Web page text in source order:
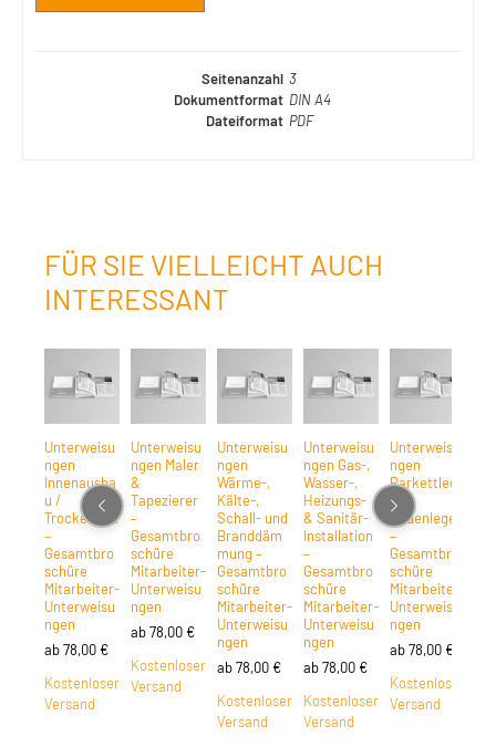
Seitenanzahl 3
Dokumentformat DIN A4
Dateiformat PDF
FÜR SIE VIELLEICHT AUCH
INTERESSANT
Unterweisu
ngen
Innenausba
u /
Trockenbau
–
Gesamtbro
schüre
Mitarbeiter-
Unterweisu
ngen
ab78,00 €
Kostenloser
Versand
Unterweisu
ngen Maler
&
Tapezierer
–
Gesamtbro
schüre
Mitarbeiter-
Unterweisu
ngen
ab78,00 €
Kostenloser
Versand
Unterweisu
ngen
Wärme-,
Kälte-,
Schall- und
Branddäm
mung –
Gesamtbro
schüre
Mitarbeiter-
Unterweisu
ngen
ab78,00 €
Kostenloser
Versand
Unterweisu
ngen Gas-,
Wasser-,
Heizungs-
& Sanitär-
Installation
–
Gesamtbro
schüre
Mitarbeiter-
Unterweisu
ngen
ab78,00 €
Kostenloser
Versand
Unterweisu
ngen
Parkettlege
r &
Bodenleger
–
Gesamtbro
schüre
Mitarbeiter-
Unterweisu
ngen
ab78,00 €
Kostenloser
Versand